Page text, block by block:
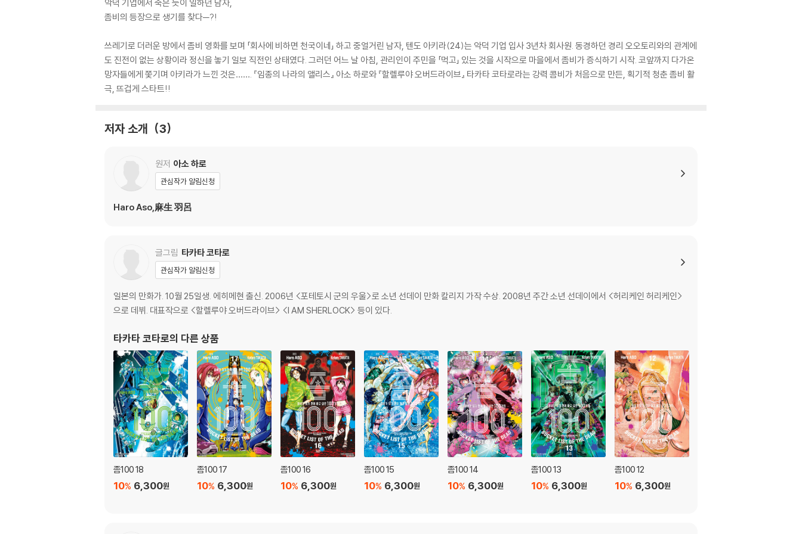
악덕 기업에서 죽은 듯이 일하던 남자,
좀비의 등장으로 생기를 찾다─?!
쓰레기로 더러운 방에서 좀비 영화를 보며 「회사에 비하면 천국이네」 하고 중얼거린 남자, 텐도 아키라(24)는 악덕 기업 입사 3년차 회사원. 동경하던 경리 오오토리와의 관계에
도 진전이 없는 상황이라 정신을 놓기 일보 직전인 상태였다. 그러던 어느 날 아침, 관리인이 주민을 「먹고」 있는 것을 시작으로 마을에서 좀비가 증식하기 시작. 코앞까지 다가온
망자들에게 쫓기며 아키라가 느낀 것은……. 『임종의 나라의 앨리스』 아소 하로와 『할렐루야 오버드라이브』 타카타 코타로라는 강력 콤비가 처음으로 만든, 획기적 청춘 좀비 활
극, 뜨겁게 스타트!!
저자 소개 3
원저 아소 하로
관심작가 알림신청
Haro Aso,麻生 羽呂
글그림 타카타 코타로
관심작가 알림신청
일본의 만화가. 10월 25일생. 에히메현 출신. 2006년 <포테토시 군의 우울>로 소년 선데이 만화 칼리지 가작 수상. 2008년 주간 소년 선데이에서 <허리케인 허리케인>
으로 데뷔. 대표작으로 <할렐루야 오버드라이브> <I AM SHERLOCK> 등이 있다.
타카타 코타로의 다른 상품
좀100 18
6,300원
10%
좀100 17
6,300원
10%
좀100 16
6,300원
10%
좀100 15
6,300원
10%
좀100 14
6,300원
10%
좀100 13
6,300원
10%
좀100 12
6,300원
10%